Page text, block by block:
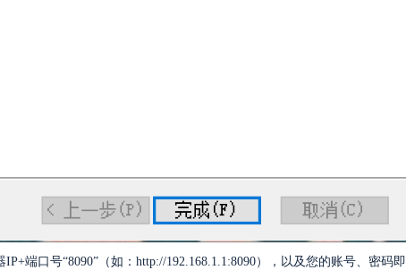
端口号“8090”（如：http://192.168.1.1:8090），以及您的账号、密码即